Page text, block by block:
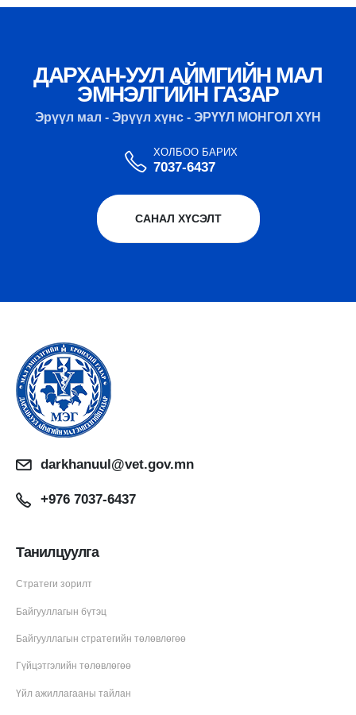
ДАРХАН-УУЛ АЙМГИЙН МАЛ
ЭМНЭЛГИЙН ГАЗАР
Эрүүл мал - Эрүүл хүнс - ЭРҮҮЛ МОНГОЛ ХҮН
ХОЛБОО БАРИХ
7037-6437
САНАЛ ХҮСЭЛТ
darkhanuul@vet.gov.mn
+976 7037-6437
Танилцуулга
Стратеги зорилт
Байгууллагын бүтэц
Байгууллагын стратегийн төлөвлөгөө
Гүйцэтгэлийн төлөвлөгөө
Үйл ажиллагааны тайлан